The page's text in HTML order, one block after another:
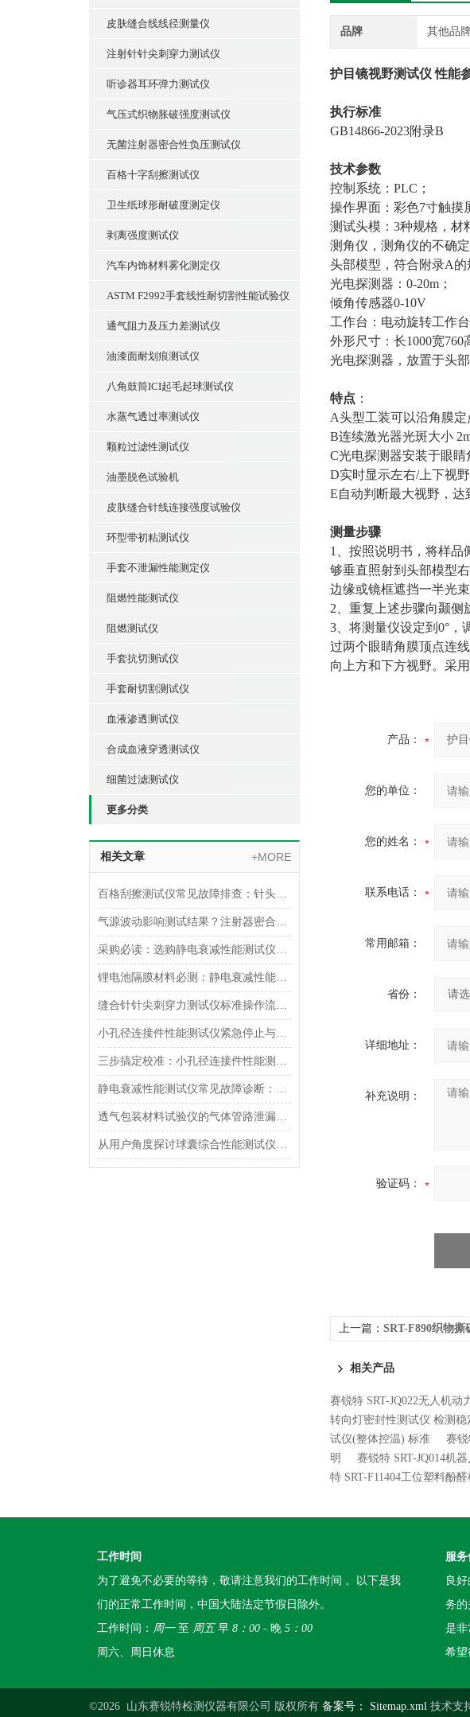
皮肤缝合线线径测量仪
注射针针尖刺穿力测试仪
听诊器耳环弹力测试仪
气压式织物胀破强度测试仪
无菌注射器密合性负压测试仪
百格十字刮擦测试仪
卫生纸球形耐破度测定仪
剥离强度测试仪
汽车内饰材料雾化测定仪
ASTM F2992手套线性耐切割性能试验仪
通气阻力及压力差测试仪
油漆面耐划痕测试仪
八角鼓筒ICI起毛起球测试仪
水蒸气透过率测试仪
颗粒过滤性测试仪
油墨脱色试验机
皮肤缝合针线连接强度试验仪
环型带初粘测试仪
手套不泄漏性能测定仪
阻燃性能测试仪
阻燃测试仪
手套抗切测试仪
手套耐切割测试仪
血液渗透测试仪
合成血液穿透测试仪
细菌过滤测试仪
更多分类
相关文章 +MORE
百格刮擦测试仪常见故障排查：针头磨损与运动轨迹偏移
气源波动影响测试结果？注射器密合性正压测试仪的稳压设计分析
采购必读：选购静电衰减性能测试仪的5个核心参数与避坑指南
锂电池隔膜材料必测：静电衰减性能测试仪的操作难点突破
缝合针针尖刺穿力测试仪标准操作流程（SOP）及实验员培训要点
小孔径连接件性能测试仪紧急停止与异常状态下的安全复位操作
三步搞定校准：小孔径连接件性能测试仪的每日开机自检流程详解
静电衰减性能测试仪常见故障诊断：充电不稳定与电位漂移排查
透气包装材料试验仪的气体管路泄漏防护与废气排放系统详解
从用户角度探讨球囊综合性能测试仪的故障问题
品牌 其他品牌
护目镜视野测试仪 性能
执行标准
GB14866-2023附录B
技术参数
控制系统：PLC；
操作界面：彩色7寸触摸
测试头模：3种规格，材
测角仪，测角仪的不确定
头部模型，符合附录A的
光电探测器：0-20m；
倾角传感器0-10V
工作台：电动旋转工作
外形尺寸：长1000宽760
光电探测器，放置于头
特点 ：
A头型工装可以沿角膜
B连续激光器光斑大小
C光电探测器安装于眼睛
D实时显示左右/上下视野
E自动判断最大视野，达
测量步骤
1、按照说明书，将样品
够垂直照射到头部模型
边缘或镜框遮挡一半光
2、重复上述步骤向颞侧
3、将测量仪设定到0°，
过两个眼睛角膜顶点连
向上方和下方视野。采
产品：
您的单位：
您的姓名：
联系电话：
常用邮箱：
省份：
详细地址：
补充说明：
验证码：
上一篇： SRT-F890织物
相关产品
赛锐特 SRT-JQ022无人机动
转向灯密封性测试仪 检测稳
试仪(整体控温) 标准
赛锐
明
赛锐特 SRT-JQ014机
特 SRT-F11404工位塑料酚
工作时间
为了避免不必要的等待，敬请注意我们的工作时间 。以下是我
们的正常工作时间，中国大陆法定节假日除外。
工作时间： 周一至 周五早 8：00 - 晚 5：00
周六、周日休息
服
良
务的
是非
希望
©2026 山东赛锐特检测仪器有限公司 版权所有 备案号： Sitemap.xml 技术支